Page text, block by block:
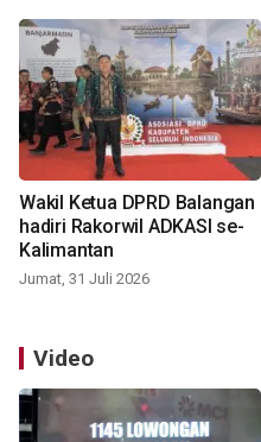
Wakil Ketua DPRD Balangan
hadiri Rakorwil ADKASI se-
Kalimantan
Jumat, 31 Juli 2026
Video